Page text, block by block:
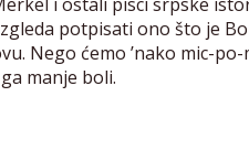
potpisati ono što je
Nego ćemo ’nako mic-
manje boli.